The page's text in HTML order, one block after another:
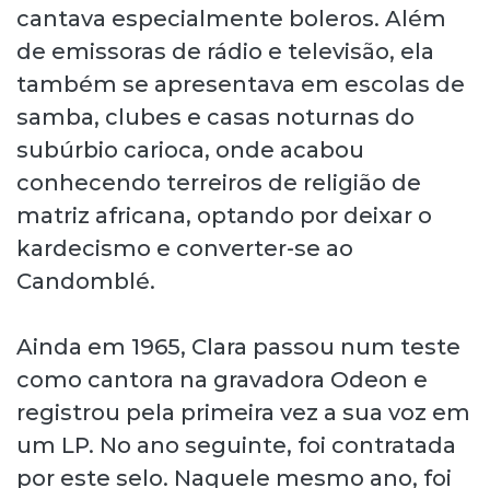
cantava especialmente boleros. Além
de emissoras de rádio e televisão, ela
também se apresentava em escolas de
samba, clubes e casas noturnas do
subúrbio carioca, onde acabou
conhecendo terreiros de religião de
matriz africana, optando por deixar o
kardecismo e converter-se ao
Candomblé.
Ainda em 1965, Clara passou num teste
como cantora na gravadora Odeon e
registrou pela primeira vez a sua voz em
um LP. No ano seguinte, foi contratada
por este selo. Naquele mesmo ano, foi